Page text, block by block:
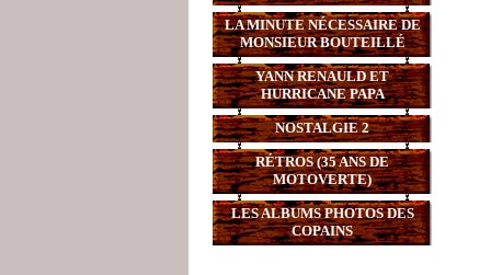
LA MINUTE NÉCESSAIRE DE
MONSIEUR BOUTEILLÉ
YANN RENAULD ET
HURRICANE PAPA
NOSTALGIE 2
RÉTROS (35 ANS DE
MOTOVERTE)
LES ALBUMS PHOTOS DES
COPAINS